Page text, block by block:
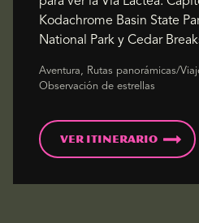
Kodachrome Basin State
National Park y Cedar
Aventura, Rutas panorámicas/
Observación de estrellas
Ver itinerario